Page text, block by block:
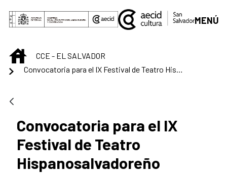
Saltar al contenido principal
MENÚ
INICIOCCE - EL SALVADOR
Convocatoria para el IX
Festival de Teatro
Hispanosalvadoreño